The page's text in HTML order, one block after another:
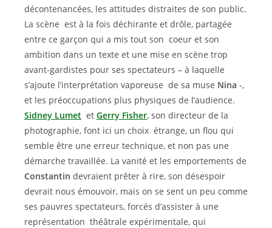
décontenancées, les attitudes distraites de son public.
La scène est à la fois déchirante et drôle, partagée
entre ce garçon qui a mis tout son coeur et son
ambition dans un texte et une mise en scène trop
avant-gardistes pour ses spectateurs – à laquelle
s’ajoute l’interprétation vaporeuse de sa muse Nina -,
et les préoccupations plus physiques de l’audience.
Sidney Lumet et Gerry Fisher, son directeur de la
photographie, font ici un choix étrange, un flou qui
semble être une erreur technique, et non pas une
démarche travaillée. La vanité et les emportements de
Constantin devraient prêter à rire, son désespoir
devrait nous émouvoir, mais on se sent un peu comme
ses pauvres spectateurs, forcés d’assister à une
représentation théâtrale expérimentale, qui